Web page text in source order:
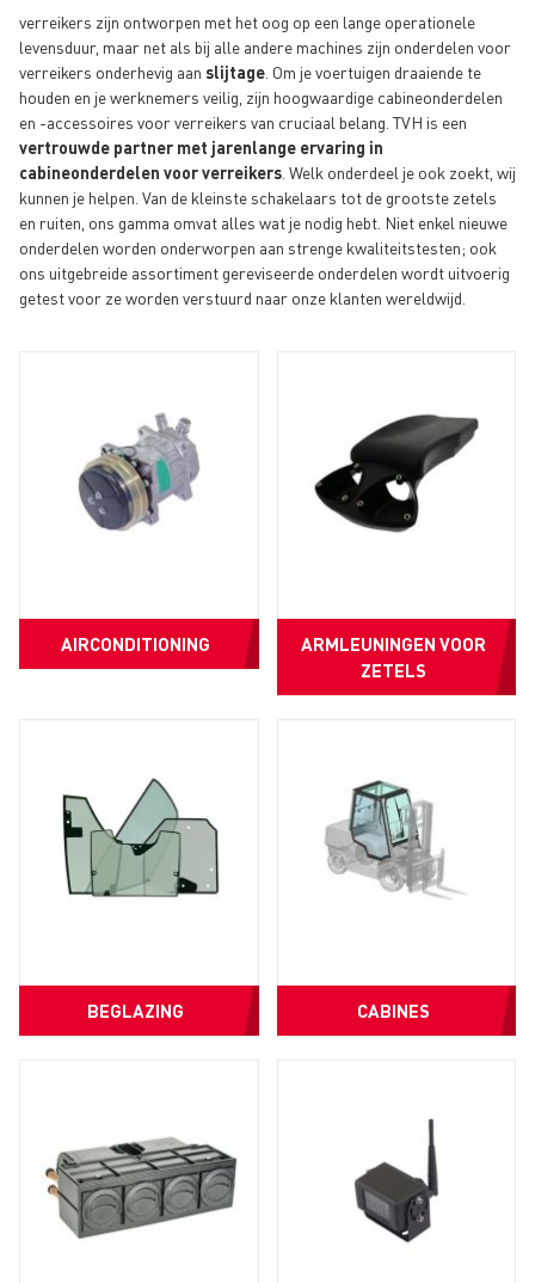
verreikers zijn ontworpen met het oog op een lange operationele
levensduur, maar net als bij alle andere machines zijn onderdelen voor
verreikers onderhevig aan slijtage . Om je voertuigen draaiende te
houden en je werknemers veilig, zijn hoogwaardige cabineonderdelen
en -accessoires voor verreikers van cruciaal belang. TVH is een
vertrouwde partner met jarenlange ervaring in
cabineonderdelen voor verreikers . Welk onderdeel je ook zoekt, wij
kunnen je helpen. Van de kleinste schakelaars tot de grootste zetels
en ruiten, ons gamma omvat alles wat je nodig hebt. Niet enkel nieuwe
onderdelen worden onderworpen aan strenge kwaliteitstesten; ook
ons uitgebreide assortiment gereviseerde onderdelen wordt uitvoerig
getest voor ze worden verstuurd naar onze klanten wereldwijd.
AIRCONDITIONING
ARMLEUNINGEN VOOR
ZETELS
BEGLAZING CABINES